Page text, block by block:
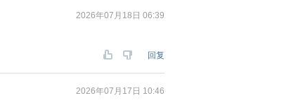
2026年07月18日 06:39
回复
2026年07月17日 10:46